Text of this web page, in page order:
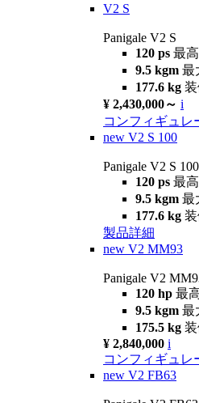
V2 S
Panigale V2 S
120 ps 最
9.5 kgm 最
177.6 kg
¥ 2,430,000～ i
コンフィギュレ
new V2 S 100
Panigale V2 S 100
120 ps 最
9.5 kgm 最
177.6 kg
製品詳細
new V2 MM93
Panigale V2
120 hp 最
9.5 kgm 最
175.5 kg
¥ 2,840,000 i
コンフィギュレ
new V2 FB63